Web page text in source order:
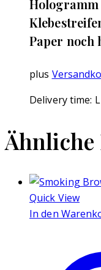
Paper noch
plus
Delivery time:
Ähnliche
Quick View
In den